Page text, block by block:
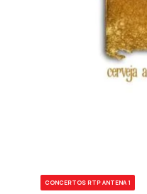
CONCERTOS RTP ANTENA 1